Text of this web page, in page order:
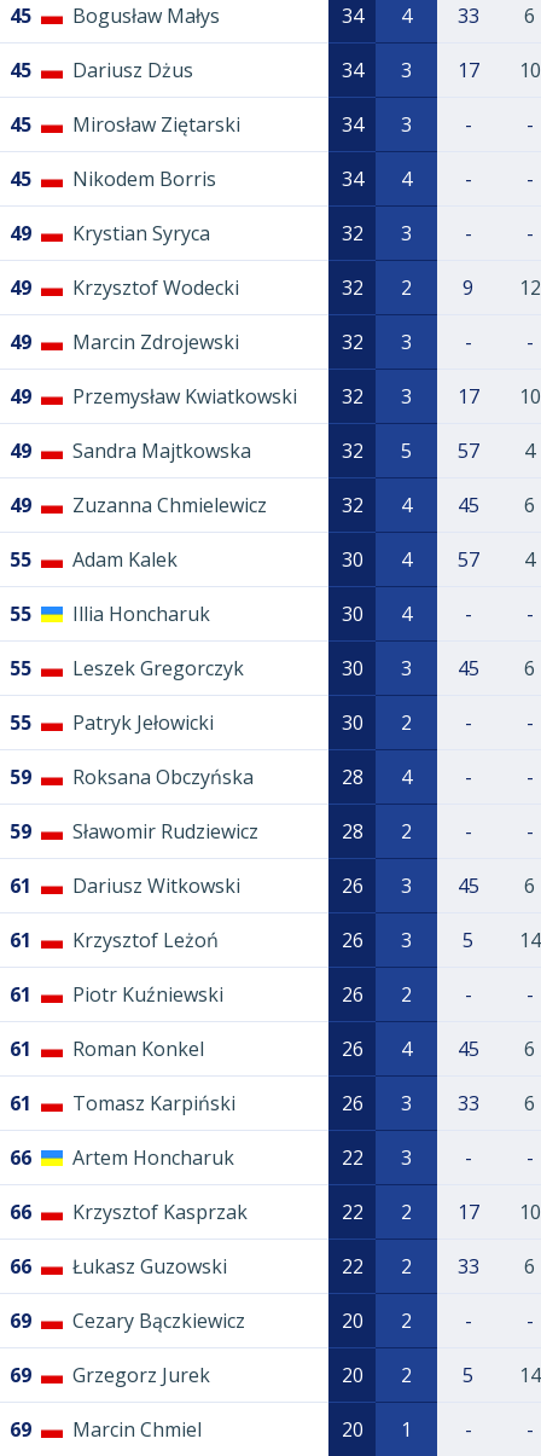
45 Bogusław Małys 34 4 33 6
45 Dariusz Dżus 34 3 17 10
45 Mirosław Ziętarski 34 3 - -
45 Nikodem Borris 34 4 - -
49 Krystian Syryca 32 3 - -
49 Krzysztof Wodecki 32 2 9 12
49 Marcin Zdrojewski 32 3 - -
49 Przemysław Kwiatkowski 32 3 17 10
49 Sandra Majtkowska 32 5 57 4
49 Zuzanna Chmielewicz 32 4 45 6
55 Adam Kalek 30 4 57 4
55 Illia Honcharuk 30 4 - -
55 Leszek Gregorczyk 30 3 45 6
55 Patryk Jełowicki 30 2 - -
59 Roksana Obczyńska 28 4 - -
59 Sławomir Rudziewicz 28 2 - -
61 Dariusz Witkowski 26 3 45 6
61 Krzysztof Leżoń 26 3 5 14
61 Piotr Kuźniewski 26 2 - -
61 Roman Konkel 26 4 45 6
61 Tomasz Karpiński 26 3 33 6
66 Artem Honcharuk 22 3 - -
66 Krzysztof Kasprzak 22 2 17 10
66 Łukasz Guzowski 22 2 33 6
69 Cezary Bączkiewicz 20 2 - -
69 Grzegorz Jurek 20 2 5 14
69 Marcin Chmiel 20 1 - -